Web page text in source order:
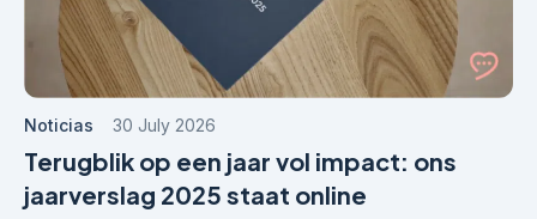
Noticias 30 July 2026
Terugblik op een jaar vol impact: ons
jaarverslag 2025 staat online